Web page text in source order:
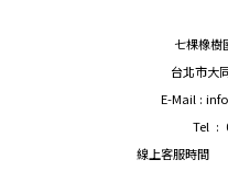
七棵橡樹
台北市大
E-Mail :
Tel :
線上